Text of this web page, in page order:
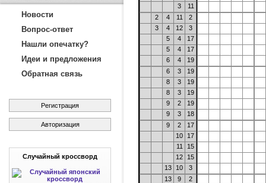
Новости
Вопрос-ответ
Нашли опечатку?
Идеи и предложения
Обратная связь
Регистрация
Авторизация
Случайный кроссворд
3
11
2
4 11
2
3
4 12
3
5
4
17
5
4
17
6
4
19
6
3
19
8
3
19
8
3
19
9
2
19
9
3
18
9
2
17
10
17
11
15
12
15
13
10
3
13
9
2